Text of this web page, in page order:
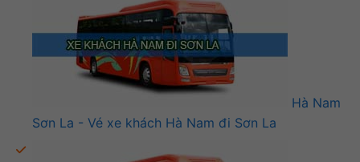
Hà Nam
Sơn La - Vé xe khách Hà Nam đi Sơn La